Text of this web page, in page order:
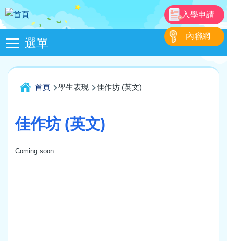
移至主內容
入學申請
內聯網
選單
Main
navigation
導
航
連
結
首頁 學生表現 佳作坊 (英文)
佳作坊 (英文)
Coming soon...